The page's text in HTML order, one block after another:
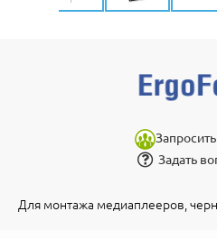
Задать
Для монтажа медиаплееров,